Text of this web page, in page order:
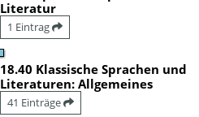
Literatur
1 Eintrag
18.40 Klassische Sprachen und
Literaturen: Allgemeines
41 Einträge